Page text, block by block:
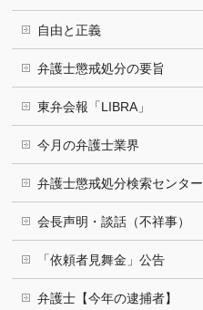
自由と正義
弁護士懲戒処分の要旨
東弁会報「LIBRA」
今月の弁護士業界
弁護士懲戒処分検索センター
会長声明・談話（不祥事）
「依頼者見舞金」公告
弁護士【今年の逮捕者】